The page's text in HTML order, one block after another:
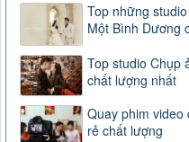
Top những
Một Bình Dương
Top studio Chụp
chất lượng nhất
Quay phim
rẻ chất lượng